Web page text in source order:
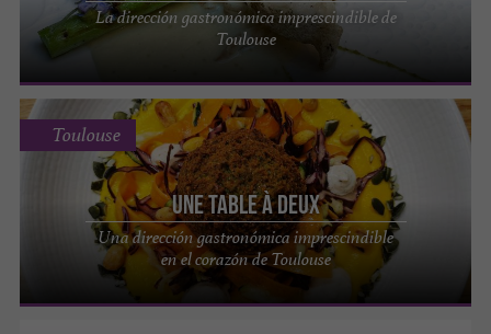
La dirección gastronómica imprescindible de
Toulouse
Une Table à Deux
Una dirección gastronómica imprescindible
en el corazón de Toulouse
Toulouse